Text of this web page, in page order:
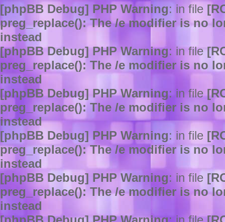
[phpBB Debug] PHP Warning: in file
preg_replace(): The /e modifier is no
instead
[phpBB Debug] PHP Warning: in file
preg_replace(): The /e modifier is no
instead
[phpBB Debug] PHP Warning: in file
preg_replace(): The /e modifier is no
instead
[phpBB Debug] PHP Warning: in file
preg_replace(): The /e modifier is no
instead
[phpBB Debug] PHP Warning: in file
preg_replace(): The /e modifier is no
instead